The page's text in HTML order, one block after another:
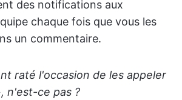
des notifications aux
chaque fois que vous les
un commentaire.
raté l'occasion de les appeler
n'est-ce pas ?